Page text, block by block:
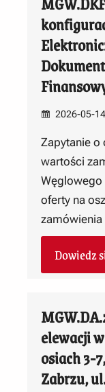
2026-05-14
Zapytanie o
wartości
Węglowego
oferty na
Dowiedz
elewacji
osiach 3-
Zabrzu,